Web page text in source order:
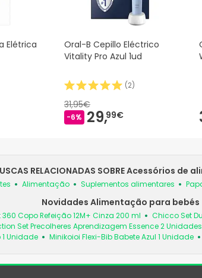
Elétrica
Oral-B Cepillo Eléctrico
Vitality Pro Azul 1ud
(2)
31,95€
-6% 29,99€
RELACIONADAS SOBRE Acessórios de
Alimentação Suplementos alimentares
Novidades Alimentação para bebés
Copo Refeição 12M+ Cinza 200 ml Chicco Set
Set Precolheres Aprendizagem Essence 2 Unidades
Unidade
Minikoioi Flexi-Bib Babete Azul 1 Unidade